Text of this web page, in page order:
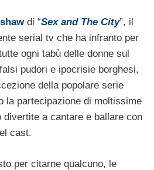
di “Sex and The City”, il
serial tv che ha infranto per
ogni tabù delle donne sul
pudori e ipocrisie borghesi,
della popolare serie
la partecipazione di moltissime
a cantare e ballare con
cast.
per citarne qualcuno, le